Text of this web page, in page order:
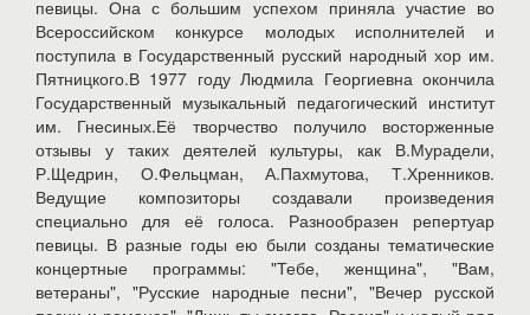
певицы. Она с большим успехом приняла участие во
Всероссийском конкурсе молодых исполнителей и
поступила в Государственный русский народный хор им.
Пятницкого.В 1977 году Людмила Георгиевна окончила
Государственный музыкальный педагогический институт
им. Гнесиных.Её творчество получило восторженные
отзывы у таких деятелей культуры, как В.Мурадели,
Р.Щедрин, О.Фельцман, А.Пахмутова, Т.Хренников.
Ведущие композиторы создавали произведения
специально для её голоса. Разнообразен репертуар
певицы. В разные годы ею были созданы тематические
концертные программы: "Тебе, женщина", "Вам,
ветераны", "Русские народные песни", "Вечер русской